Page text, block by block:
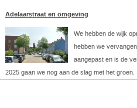
Adelaarstraat en omgeving
We hebben de wijk
hebben we
aangepast en is de
2025 gaan we nog aan de slag met het groen.